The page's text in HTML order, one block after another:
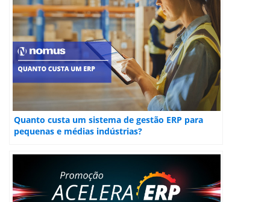
Quanto custa um sistema de gestão ERP para
pequenas e médias indústrias?